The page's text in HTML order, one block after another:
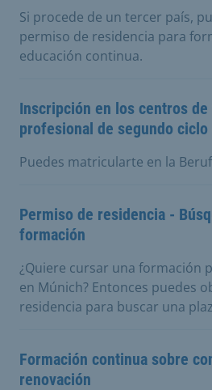
Si procede de un tercer país,
permiso de residencia para
educación continua.
Inscripción en los centros
profesional de segundo
Puedes matricularte en la
Permiso de residencia -
formación
¿Quiere cursar una formación
en Múnich? Entonces puedes
residencia para buscar una
Formación continua sobre
renovación